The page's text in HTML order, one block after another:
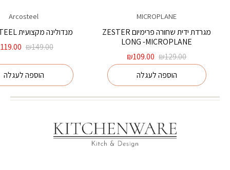
MICROPLANE
מגרדת ידית שחורה פרימיום ZESTER
LONG -MICROPLANE
₪129.00
המחיר
המקורי
היה:
₪129.00.
₪109.00 המחיר
הנוכחי
₪109.00.
הוספה לעגלה
Arcosteel
מנדולינה מקצועית ARCOSTEEL
₪149.00
המחיר
היה:
119.00
הוספה לעגלה